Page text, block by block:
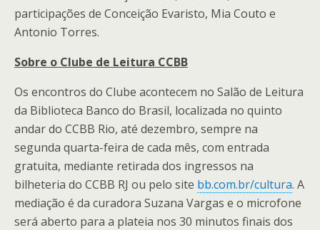
participações de Conceição Evaristo, Mia Couto e
Antonio Torres.
Sobre o Clube de Leitura CCBB
Os encontros do Clube acontecem no Salão de Leitura
da Biblioteca Banco do Brasil, localizada no quinto
andar do CCBB Rio, até dezembro, sempre na
segunda quarta-feira de cada mês, com entrada
gratuita, mediante retirada dos ingressos na
bilheteria do CCBB RJ ou pelo site bb.com.br/cultura. A
mediação é da curadora Suzana Vargas e o microfone
será aberto para a plateia nos 30 minutos finais dos